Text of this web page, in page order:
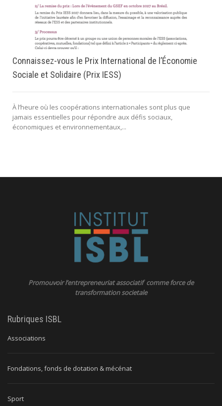
Connaissez-vous le Prix International de l’Économie
Sociale et Solidaire (Prix IESS)
À l’heure où les coopérations internationales sont plus que
jamais essentielles pour répondre aux défis sociaux,
économiques et environnementaux,...
Promouvoir l’entrepreneuriat associatif comme force de
transformation societale
Rubriques ISBL
Associations
Fondations, fonds de dotation & mécénat
Sport